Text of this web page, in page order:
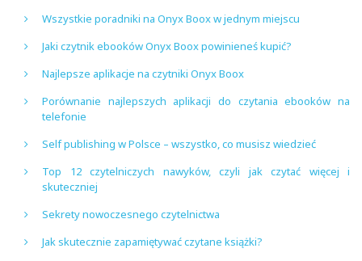
Wszystkie poradniki na Onyx Boox w jednym miejscu
Jaki czytnik ebooków Onyx Boox powinieneś kupić?
Najlepsze aplikacje na czytniki Onyx Boox
Porównanie najlepszych aplikacji do czytania ebooków na
telefonie
Self publishing w Polsce – wszystko, co musisz wiedzieć
Top 12 czytelniczych nawyków, czyli jak czytać więcej i
skuteczniej
Sekrety nowoczesnego czytelnictwa
Jak skutecznie zapamiętywać czytane książki?